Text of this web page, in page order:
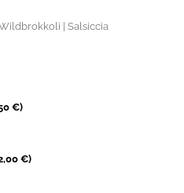
| Salsiccia
€)
€)